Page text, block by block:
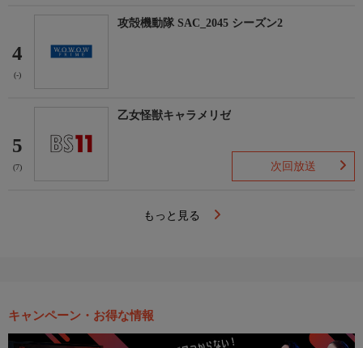
4
(-)
攻殻機動隊 SAC_2045 シーズン2
5
(7)
乙女怪獣キャラメリゼ
次回放送
もっと見る
キャンペーン・お得な情報